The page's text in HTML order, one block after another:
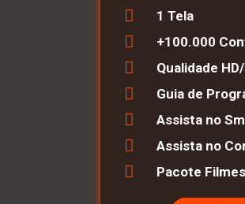
1 Tela
+100.000
Qualidade
Guia de
Assista no
Assista no
Pacote